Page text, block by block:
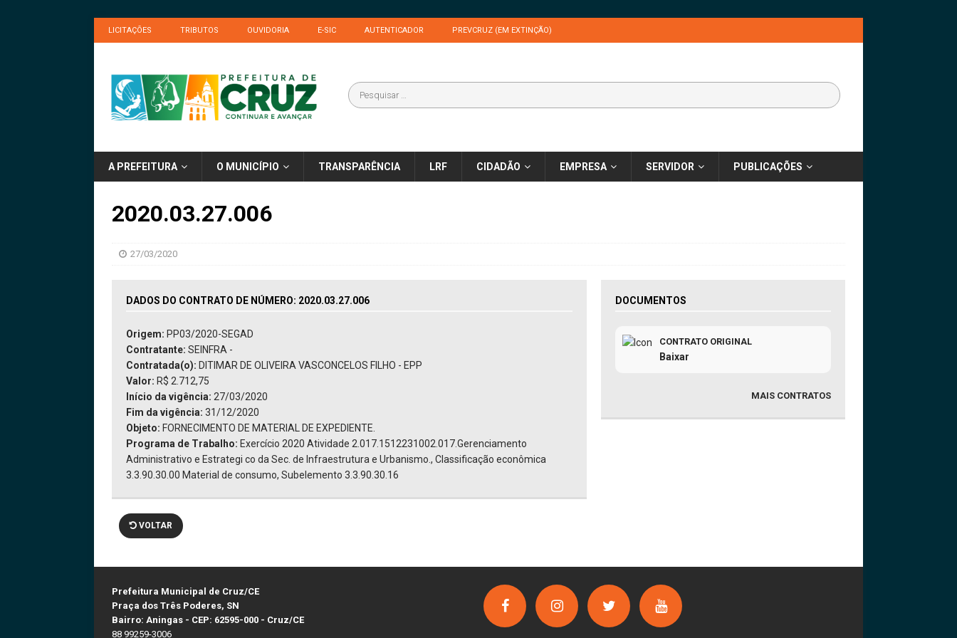
LICITAÇÕES TRIBUTOS OUVIDORIA E-SIC AUTENTICADOR PREVCRUZ (EM EXTINÇÃO)
A PREFEITURA O MUNICÍPIO TRANSPARÊNCIA LRF CIDADÃO EMPRESA SERVIDOR PUBLICAÇÕES
2020.03.27.006
27/03/2020
DADOS DO CONTRATO DE NÚMERO: 2020.03.27.006
Origem: PP03/2020-SEGAD
Contratante: SEINFRA -
Contratada(o): DITIMAR DE OLIVEIRA VASCONCELOS FILHO - EPP
Valor: R$ 2.712,75
Início da vigência: 27/03/2020
Fim da vigência: 31/12/2020
Objeto: FORNECIMENTO DE MATERIAL DE EXPEDIENTE.
Programa de Trabalho: Exercício 2020 Atividade 2.017.1512231002.017.Gerenciamento
Administrativo e Estrategi co da Sec. de Infraestrutura e Urbanismo., Classificação econômica
3.3.90.30.00 Material de consumo, Subelemento 3.3.90.30.16
DOCUMENTOS
CONTRATO ORIGINAL
Baixar
MAIS CONTRATOS
VOLTAR
Prefeitura Municipal de Cruz/CE
Praça dos Três Poderes, SN
Bairro: Aningas - CEP: 62595-000 - Cruz/CE
88 99259-3006